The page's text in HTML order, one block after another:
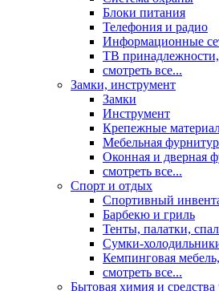
Блоки питания
Телефония и радио
Информационные
ТВ
смотреть все...
Замки, инструмент
Замки
Инструмент
Крепежные
Мебельная
Оконная и дверная
смотреть все...
Спорт и отдых
Спортивный
Барбекю и гриль
Тенты, палатки,
Сумки-
Кемпинговая
смотреть все...
Бытовая химия и средства